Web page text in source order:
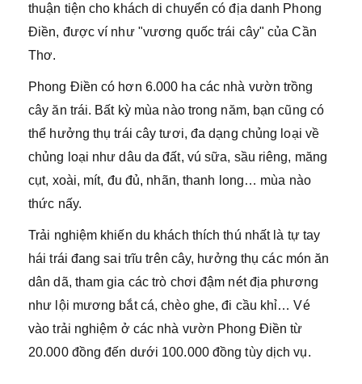
thuận tiện cho khách di chuyển có địa danh Phong
Điền, được ví như "vương quốc trái cây" của Cần
Thơ.
Phong Điền có hơn 6.000 ha các nhà vườn trồng
cây ăn trái. Bất kỳ mùa nào trong năm, bạn cũng có
thể hưởng thụ trái cây tươi, đa dạng chủng loại về
chủng loại như dâu da đất, vú sữa, sầu riêng, măng
cụt, xoài, mít, đu đủ, nhãn, thanh long… mùa nào
thức nấy.
Trải nghiệm khiến du khách thích thú nhất là tự tay
hái trái đang sai trĩu trên cây, hưởng thụ các món ăn
dân dã, tham gia các trò chơi đậm nét địa phương
như lội mương bắt cá, chèo ghe, đi cầu khỉ… Vé
vào trải nghiệm ở các nhà vườn Phong Điền từ
20.000 đồng đến dưới 100.000 đồng tùy dịch vụ.